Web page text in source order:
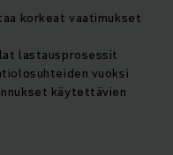
korkeat vaatimukset
lastausprosessit
vuoksi
käytettävien